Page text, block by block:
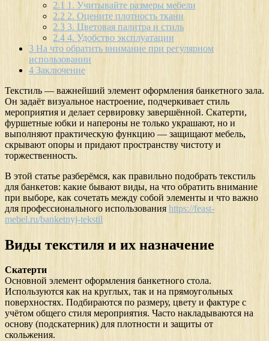
2.1 1. Учитывайте размеры мебели
2.2 2. Оцените плотность ткани
2.3 3. Цветовая палитра и стиль
2.4 4. Удобство эксплуатации
3 На что обратить внимание при регулярном
использовании
4 Заключение
Текстиль — важнейший элемент оформления банкетного зала.
Он задаёт визуальное настроение, подчеркивает стиль
мероприятия и делает сервировку завершённой. Скатерти,
фуршетные юбки и напероны не только украшают, но и
выполняют практическую функцию — защищают мебель,
скрывают опоры и придают пространству чистоту и
торжественность.
В этой статье разберёмся, как правильно подобрать текстиль
для банкетов: какие бывают виды, на что обратить внимание
при выборе, как сочетать между собой элементы и что важно
для профессионального использования https://feast-
mebel.ru/banketnyj-tekstil
Виды текстиля и их назначение
Скатерти
Основной элемент оформления банкетного стола.
Используются как на круглых, так и на прямоугольных
поверхностях. Подбираются по размеру, цвету и фактуре с
учётом общего стиля мероприятия. Часто накладываются на
основу (подскатерник) для плотности и защиты от
скольжения.